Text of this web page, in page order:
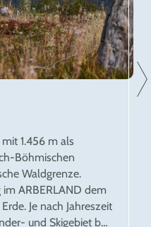
1.456 m als
Böhmischen
Waldgrenze.
ARBERLAND dem
Je nach Jahreszeit
und Skigebiet bei